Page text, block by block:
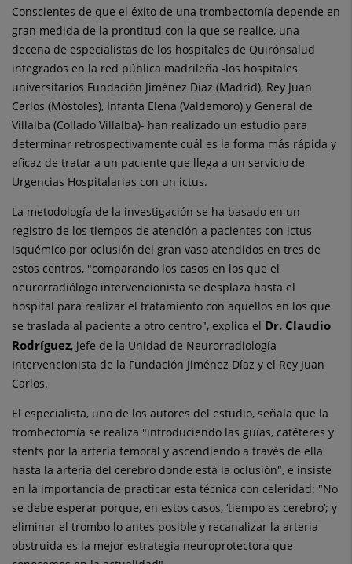
Conscientes de que el éxito de una trombectomía depende en
gran medida de la prontitud con la que se realice, una
decena de especialistas de los hospitales de Quirónsalud
integrados en la red pública madrileña -los hospitales
universitarios Fundación Jiménez Díaz (Madrid), Rey Juan
Carlos (Móstoles), Infanta Elena (Valdemoro) y General de
Villalba (Collado Villalba)- han realizado un estudio para
determinar retrospectivamente cuál es la forma más rápida y
eficaz de tratar a un paciente que llega a un servicio de
Urgencias Hospitalarias con un ictus.
La metodología de la investigación se ha basado en un
registro de los tiempos de atención a pacientes con ictus
isquémico por oclusión del gran vaso atendidos en tres de
estos centros, "comparando los casos en los que el
neurorradiólogo intervencionista se desplaza hasta el
hospital para realizar el tratamiento con aquellos en los que
se traslada al paciente a otro centro", explica el Dr. Claudio
Rodríguez, jefe de la Unidad de Neurorradiología
Intervencionista de la Fundación Jiménez Díaz y el Rey Juan
Carlos.
El especialista, uno de los autores del estudio, señala que la
trombectomía se realiza "introduciendo las guías, catéteres y
stents por la arteria femoral y ascendiendo a través de ella
hasta la arteria del cerebro donde está la oclusión", e insiste
en la importancia de practicar esta técnica con celeridad: "No
se debe esperar porque, en estos casos, ‘tiempo es cerebro’; y
eliminar el trombo lo antes posible y recanalizar la arteria
obstruida es la mejor estrategia neuroprotectora que